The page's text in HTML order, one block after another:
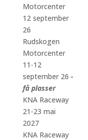
Motorcenter
12 september
26
Rudskogen
Motorcenter
11-12
september 26 -
få plasser
KNA Raceway
21-23 mai
2027
KNA Raceway